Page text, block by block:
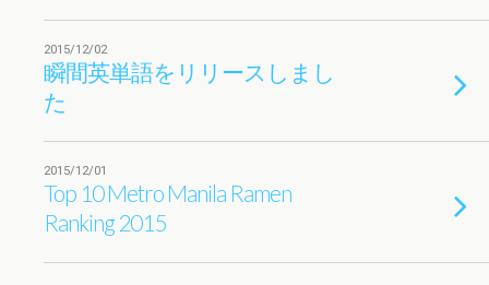
2015/12/02
瞬間英単語をリリースしまし
た
2015/12/01
Top 10 Metro Manila Ramen
Ranking 2015